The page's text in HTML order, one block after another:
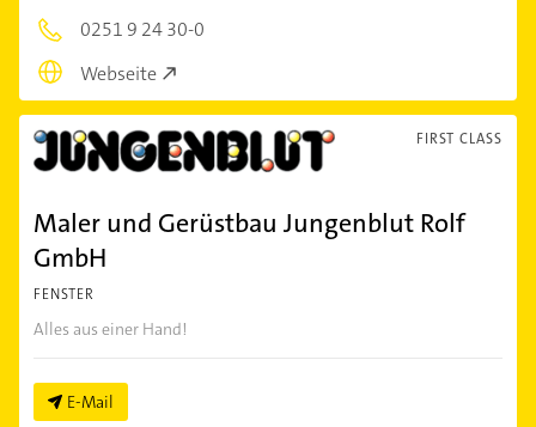
0251 9 24 30-0
Webseite
FIRST CLASS
Maler und Gerüstbau Jungenblut Rolf
GmbH
FENSTER
Alles aus einer Hand!
E-Mail